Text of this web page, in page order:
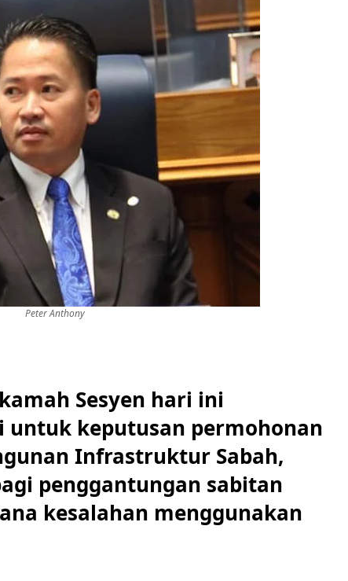
Peter Anthony
Sesyen hari ini
untuk keputusan permohonan
Infrastruktur Sabah,
penggantungan sabitan
kesalahan menggunakan